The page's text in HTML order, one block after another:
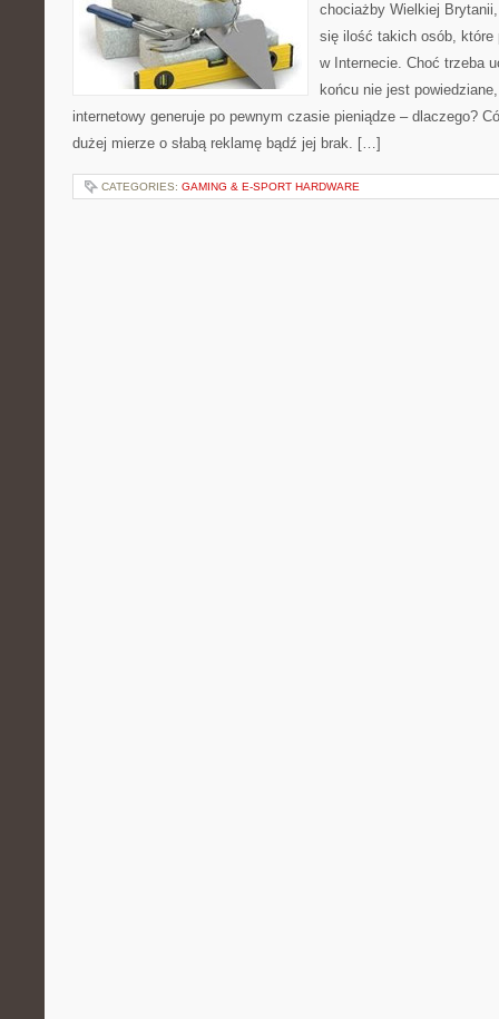
chociażby Wielkiej
się ilość takich osób, które
w Internecie. Choć trzeba
końcu nie jest
internetowy generuje po pewnym czasie pieniądze – dlaczego?
dużej mierze o słabą reklamę bądź jej brak. […]
CATEGORIES: GAMING & E-SPORT HARDWARE